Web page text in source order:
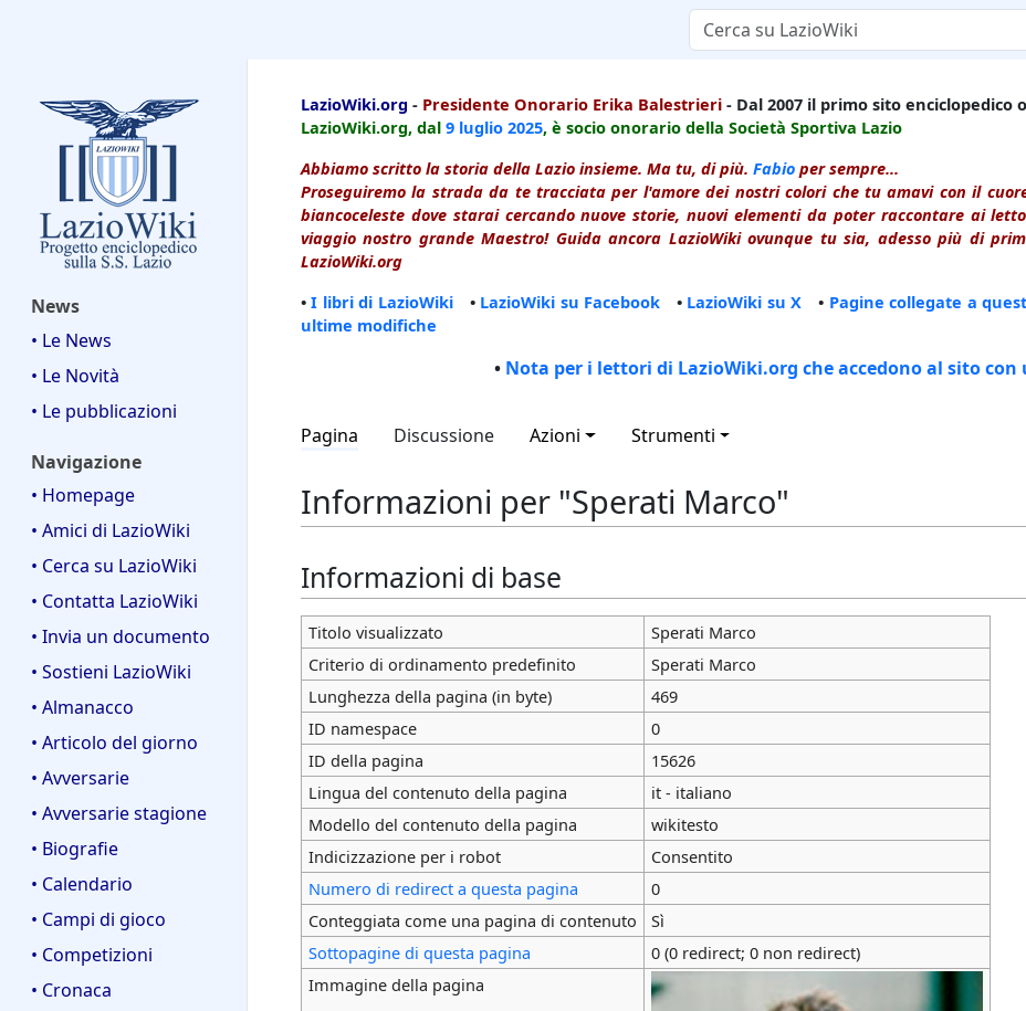
News
• Le News
• Le Novità
• Le pubblicazioni
Navigazione
• Homepage
• Amici di LazioWiki
• Cerca su LazioWiki
• Contatta LazioWiki
• Invia un documento
• Sostieni LazioWiki
• Almanacco
• Articolo del giorno
• Avversarie
• Avversarie stagione
• Biografie
• Calendario
• Campi di gioco
• Competizioni
• Cronaca
LazioWiki.org - Presidente Onorario Erika Balestrieri - Dal 2007 il primo sito enciclopedico
LazioWiki.org, dal 9 luglio 2025, è socio onorario della Società Sportiva Lazio
Abbiamo scritto la storia della Lazio insieme. Ma tu, di più. Fabio per sempre...
Proseguiremo la strada da te tracciata per l'amore dei nostri colori che tu amavi con il
biancoceleste dove starai cercando nuove storie, nuovi elementi da poter raccontare ai
viaggio nostro grande Maestro! Guida ancora LazioWiki ovunque tu sia, adesso più di
LazioWiki.org
•I libri di LazioWiki• LazioWiki su Facebook • LazioWiki su X • Pagine collegate a
ultime modifiche
• Nota per i lettori di LazioWiki.org che accedono al sito con
Pagina Discussione Azioni Strumenti
Informazioni per "Sperati Marco"
Informazioni di base
Titolo visualizzato
Sperati Marco
Criterio di ordinamento predefinito
Sperati Marco
Lunghezza della pagina (in byte)
469
ID namespace
0
ID della pagina
15626
Lingua del contenuto della pagina
it - italiano
Modello del contenuto della pagina
wikitesto
Indicizzazione per i robot
Consentito
Numero di redirect a questa pagina
0
Conteggiata come una pagina di contenuto
Sì
Sottopagine di questa pagina
0 (0 redirect; 0 non redirect)
Immagine della pagina